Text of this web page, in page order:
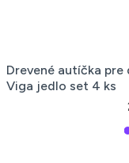
Drevené autíčka pre
Viga jedlo set 4 ks